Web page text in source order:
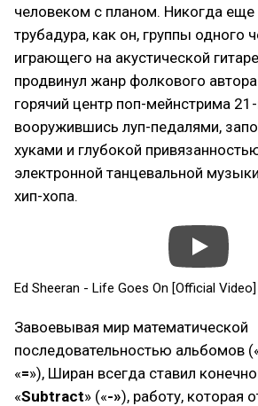
человеком с планом. Никогда еще
трубадура, как он, группы одного
играющего на акустической
продвинул жанр фолкового
горячий центр поп-мейнстрима
вооружившись луп-педалями,
хуками и глубокой
электронной танцевальной
хип-хопа.
Ed Sheeran - Life Goes On [Official Video]
Завоевывая мир математической
последовательностью альбомов
«=»), Ширан всегда ставил
«Subtract» («-»), работу, которая